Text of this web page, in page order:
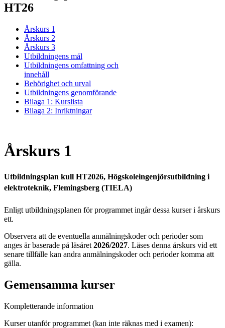
HT26
Årskurs 1
Årskurs 2
Årskurs 3
Utbildningens mål
Utbildningens omfattning och
innehåll
Behörighet och urval
Utbildningens genomförande
Bilaga 1: Kurslista
Bilaga 2: Inriktningar
Årskurs 1
Utbildningsplan kull HT2026, Högskoleingenjörsutbildning i
elektroteknik, Flemingsberg (TIELA)
Enligt utbildningsplanen för programmet ingår dessa kurser i årskurs
ett.
Observera att de eventuella anmälningskoder och perioder som
anges är baserade på läsåret 2026/2027. Läses denna årskurs vid ett
senare tillfälle kan andra anmälningskoder och perioder komma att
gälla.
Gemensamma kurser
Kompletterande information
Kurser utanför programmet (kan inte räknas med i examen):